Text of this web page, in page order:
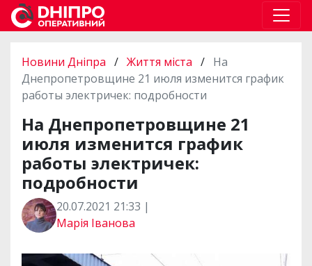
Новини Дніпра / Життя міста / На
Днепропетровщине 21 июля изменится график
работы электричек: подробности
На Днепропетровщине 21
июля изменится график
работы электричек:
подробности
20.07.2021 21:33 |
Марія Іванова